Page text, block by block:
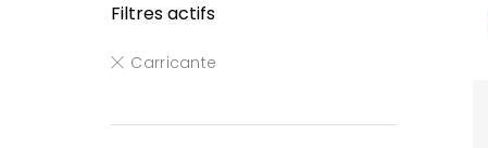
Filtres actifs
Carricante